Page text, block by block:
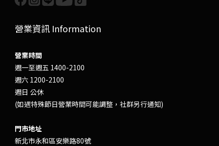
營業資訊 Information
營業時間
週一至週五 1400-2100
週六 1200-2100
週日 公休
(如遇特殊節日營業時間可能調整，社群另行通知)
門市地址
新北市永和區安樂路80號